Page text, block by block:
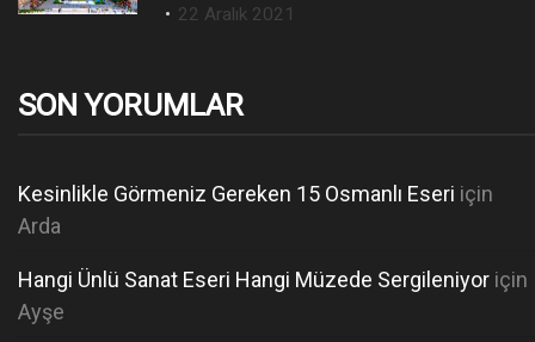
dP
t
n
22 Aralık 2021
SON YORUMLAR
Kesinlikle Görmeniz Gereken 15 Osmanlı Eseri için
Arda
Hangi Ünlü Sanat Eseri Hangi Müzede Sergileniyor için
Ayşe